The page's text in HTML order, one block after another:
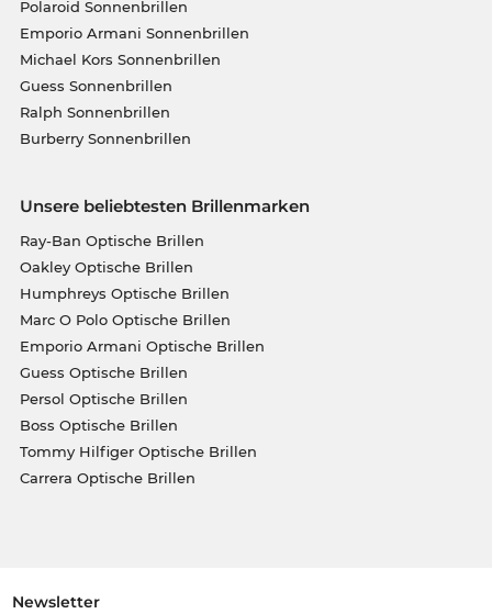
Polaroid Sonnenbrillen
Emporio Armani Sonnenbrillen
Michael Kors Sonnenbrillen
Guess Sonnenbrillen
Ralph Sonnenbrillen
Burberry Sonnenbrillen
Unsere beliebtesten Brillenmarken
Ray-Ban Optische Brillen
Oakley Optische Brillen
Humphreys Optische Brillen
Marc O Polo Optische Brillen
Emporio Armani Optische Brillen
Guess Optische Brillen
Persol Optische Brillen
Boss Optische Brillen
Tommy Hilfiger Optische Brillen
Carrera Optische Brillen
Newsletter